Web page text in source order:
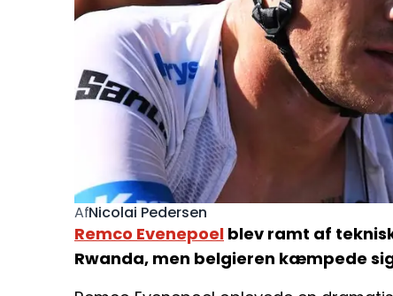
AfNicolai Pedersen
Remco Evenepoel blev ramt af
Rwanda, men belgieren kæmpede